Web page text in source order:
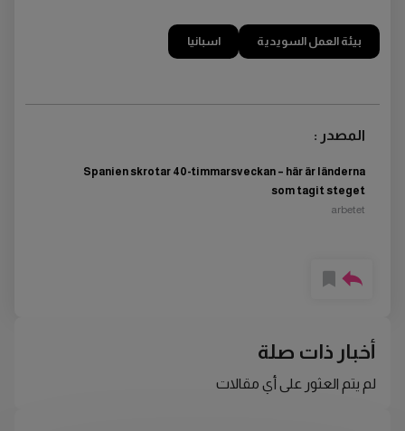
بيئة العمل السويدية اسبانيا
المصدر :
Spanien skrotar 40-timmarsveckan – här är länderna
som tagit steget
arbetet
أخبار ذات صلة
لم يتم العثور على أي مقالات